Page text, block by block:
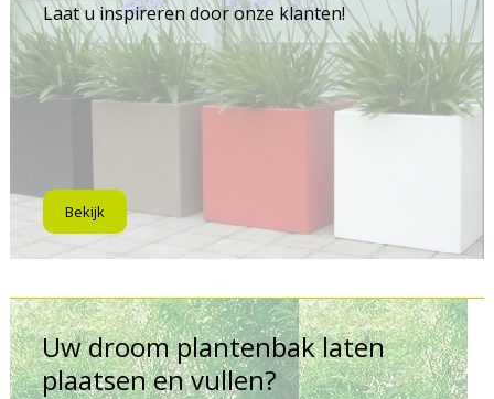
Laat u inspireren door onze klanten!
Bekijk
Uw droom plantenbak laten
plaatsen en vullen?